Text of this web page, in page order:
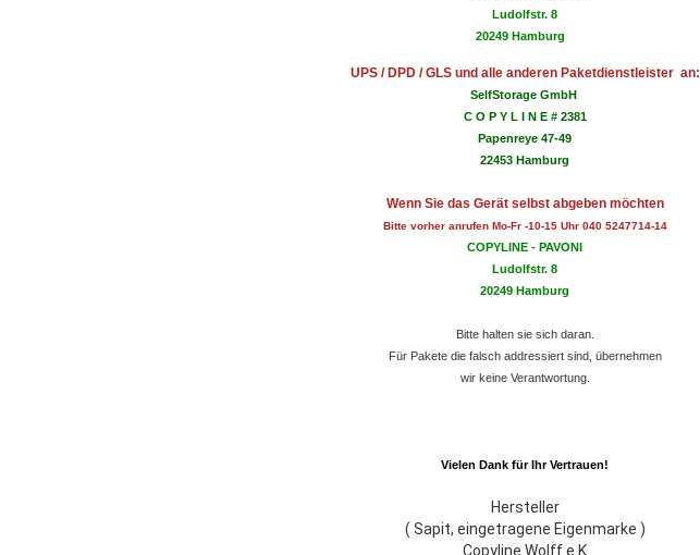
Ludolfstr. 8
20249 Hamburg
UPS / DPD / GLS und alle anderen Paketdienstleister an:
SelfStorage GmbH
C O P Y L I N E # 2381
Papenreye 47-49
22453 Hamburg
Wenn Sie das Gerät selbst abgeben möchten
Bitte vorher anrufen Mo-Fr -10-15 Uhr 040 5247714-14
COPYLINE - PAVONI
Ludolfstr. 8
20249 Hamburg
Bitte halten sie sich daran.
Für Pakete die falsch addressiert sind, übernehmen
wir keine Verantwortung.
Vielen Dank für Ihr Vertrauen!
Hersteller
( Sapit, eingetragene Eigenmarke )
Copyline Wolff e.K